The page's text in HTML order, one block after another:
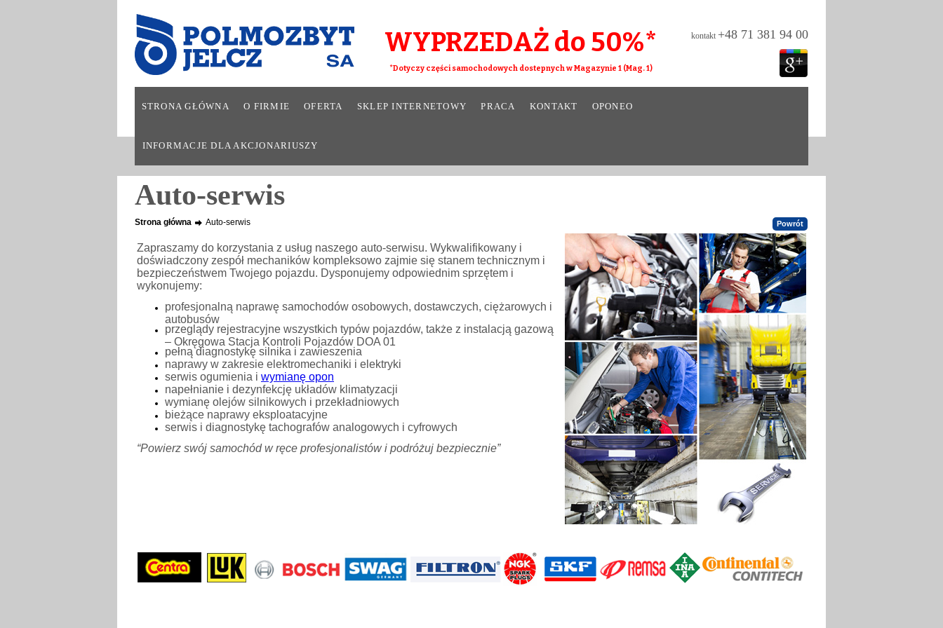
kontakt +48 71 381 94 00
WYPRZEDAŻ do 50%*
*Dotyczy części samochodowych dostepnych w Magazynie 1 (Mag. 1)
STRONA GŁÓWNA O FIRMIE OFERTA SKLEP INTERNETOWY PRACA KONTAKT OPONEO
INFORMACJE DLA AKCJONARIUSZY
Auto-serwis
Strona główna Auto-serwis
Zapraszamy do korzystania z usług naszego auto-serwisu. Wykwalifikowany i
doświadczony zespół mechaników kompleksowo zajmie się stanem technicznym i
bezpieczeństwem Twojego pojazdu. Dysponujemy odpowiednim sprzętem i
wykonujemy:
profesjonalną naprawę samochodów osobowych, dostawczych, ciężarowych i
autobusów
przeglądy rejestracyjne wszystkich typów pojazdów, także z instalacją gazową
– Okręgowa Stacja Kontroli Pojazdów DOA 01
pełną diagnostykę silnika i zawieszenia
naprawy w zakresie elektromechaniki i elektryki
serwis ogumienia i wymianę opon
napełnianie i dezynfekcję układów klimatyzacji
wymianę olejów silnikowych i przekładniowych
bieżące naprawy eksploatacyjne
serwis i diagnostykę tachografów analogowych i cyfrowych
“Powierz swój samochód w ręce profesjonalistów i podróżuj bezpiecznie”